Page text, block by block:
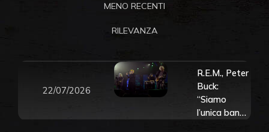
MENO RECENTI
RILEVANZA
22/07/2026
R.E.M., Peter
Buck:
“Siamo
l’unica band